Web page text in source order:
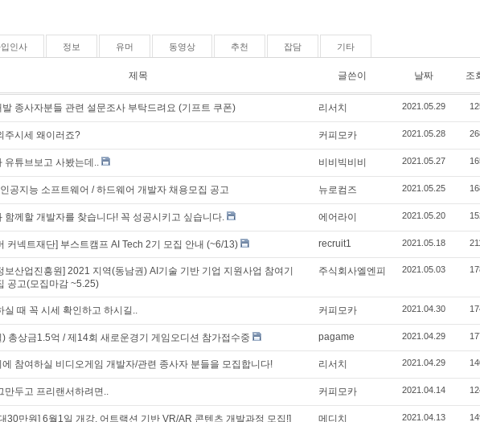
입인사 정보 유머 동영상 추천 잡담 기타
제목 글쓴이 날짜 조
발 종사자분들 관련 설문조사 부탁드려요 (기프트 쿠폰) 리서치 2021.05.29
주시세 왜이러죠? 커피모카 2021.05.28
유튜브보고 사봤는데.. 비비빅비비 2021.05.27
공지능 소프트웨어 / 하드웨어 개발자 채용모집 공고 뉴로컴즈 2021.05.25
함께할 개발자를 찾습니다! 꼭 성공시키고 싶습니다. 에어라이 2021.05.20
커넥트재단] 부스트캠프 AI Tech 2기 모집 안내 (~6/13) recruit1 2021.05.18
보산업진흥원] 2021 지역(동남권) AI기술 기반 기업 지원사업 참여기
공고(모집마감 ~5.25)
주식회사엘엔피 2021.05.03
실 때 꼭 시세 확인하고 하시길.. 커피모카 2021.04.30
총상금1.5억 / 제14회 새로운경기 게임오디션 참가접수중 pagame 2021.04.29
에 참여하실 비디오게임 개발자/관련 종사자 분들을 모집합니다! 리서치 2021.04.29
만두고 프리랜서하려면.. 커피모카 2021.04.14
30만원] 6월1일 개강, 어트랙션 기반 VR/AR 콘텐츠 개발과정 모집!] 메디치 2021.04.13